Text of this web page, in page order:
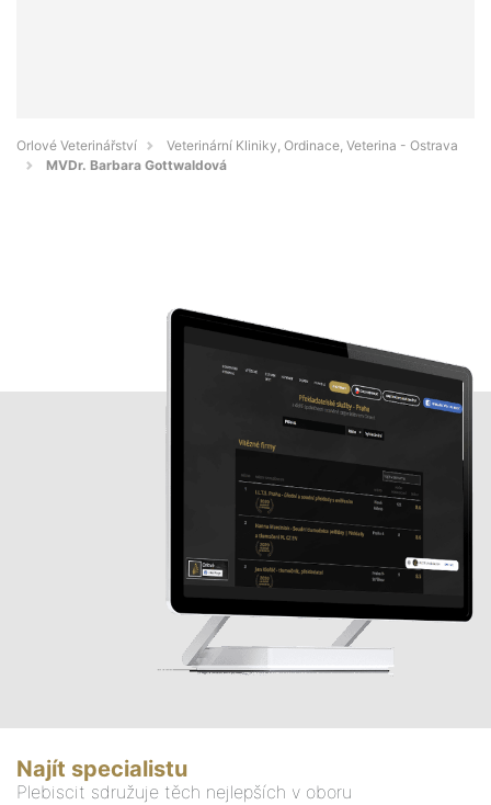
Orlové Veterinářství
Veterinární Kliniky, Ordinace, Veterina - Ostrava
MVDr. Barbara Gottwaldová
Najít specialistu
Plebiscit sdružuje těch nejlepších v oboru